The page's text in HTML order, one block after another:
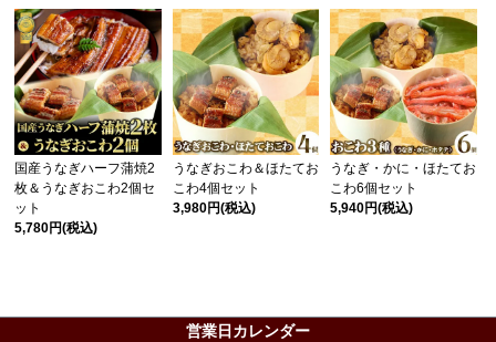
国産うなぎハーフ蒲焼2
枚＆うなぎおこわ2個セ
ット
5,780円(税込)
うなぎおこわ＆ほたてお
こわ4個セット
3,980円(税込)
うなぎ・かに・ほたてお
こわ6個セット
5,940円(税込)
営業日カレンダー